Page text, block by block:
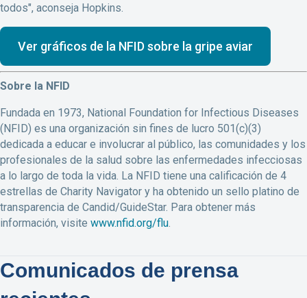
todos", aconseja Hopkins.
Ver gráficos de la NFID sobre la gripe aviar
Sobre la NFID
Fundada en 1973, National Foundation for Infectious Diseases
(NFID) es una organización sin fines de lucro 501(c)(3)
dedicada a educar e involucrar al público, las comunidades y los
profesionales de la salud sobre las enfermedades infecciosas
a lo largo de toda la vida. La NFID tiene una calificación de 4
estrellas de Charity Navigator y ha obtenido un sello platino de
transparencia de Candid/GuideStar. Para obtener más
información, visite www.nfid.org/flu
Comunicados de prensa